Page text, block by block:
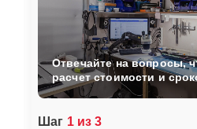
Шаг 1 из 3
Отвечайте на вопросы,
расчет стоимости и